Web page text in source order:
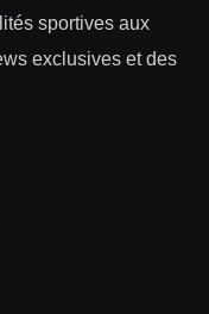
sportives aux
exclusives et des